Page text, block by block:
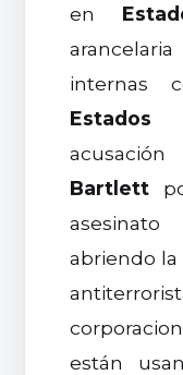
en
internas
Estados
Bartlett
abriendo
están